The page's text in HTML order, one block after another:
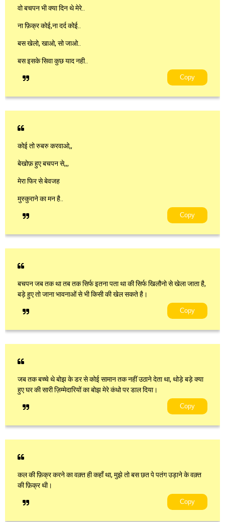
वो बचपन भी क्या दिन थे मेरे..
ना फ़िक्र कोई,ना दर्द कोई..
बस खेलो, खाओ, सो जाओ..
बस इसके सिवा कुछ याद नही..
Copy
कोई तो रुबरु करवाओ,,
बेखोफ़ हुए बचपन से,,,
मेरा फिर से बेवजह
मुस्कुराने का मन है..
Copy
बचपन जब तक था तब तक सिर्फ इतना पता था की सिर्फ खिलौनो से खेला जाता है,
बड़े हुए तो जाना भावनाओं से भी किसी की खेल सकते है।
Copy
जब तक बच्चे थे बोझ के डर से कोई सामान तक नहीं उठाने देता था, थोड़े बड़े क्या
हुए घर की सारी ज़िम्मेदारियों का बोझ मेरे कंधो पर डाल दिया।
Copy
कल की फ़िक्र करने का वक़्त ही कहाँ था, मुझे तो बस छत पे पतंग उड़ाने के वक़्त
की फ़िक्र थी।
Copy